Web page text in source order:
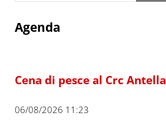
Agenda
Cena di pesce al Crc Antella
06/08/2026 11:23